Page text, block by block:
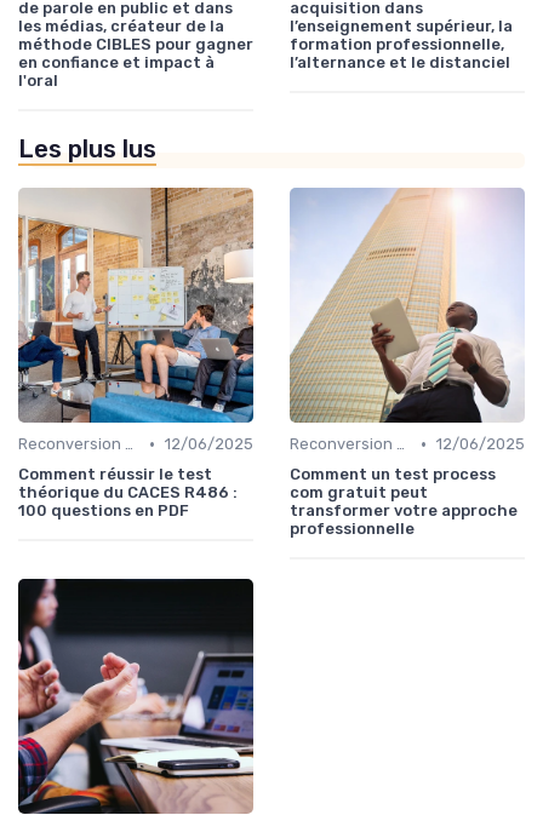
de parole en public et dans
les médias, créateur de la
méthode CIBLES pour gagner
en confiance et impact à
l'oral
acquisition dans
l’enseignement supérieur, la
formation professionnelle,
l’alternance et le distanciel
Les plus lus
Reconversion et Montée en Compétences • 12/06/2025
Comment réussir le test
théorique du CACES R486 :
100 questions en PDF
Reconversion et Montée en Compétences • 12/06/2025
Comment un test process
com gratuit peut
transformer votre approche
professionnelle